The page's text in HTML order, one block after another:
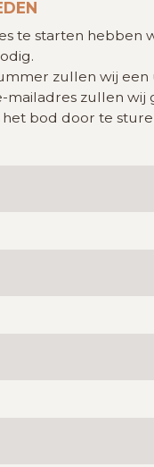
te starten hebben
zullen wij een
mailadres zullen wij
het bod door te